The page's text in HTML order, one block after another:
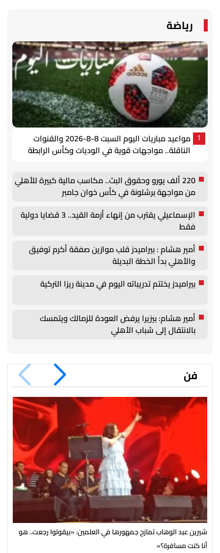
رياضة
1
مواعيد مباريات اليوم السبت 8-8-2026 والقنوات
الناقلة.. مواجهات قوية في الوديات وكأس الرابطة
220 ألف يورو وحقوق البث.. مكاسب مالية كبيرة للأهلي
من مواجهة برشلونة في كأس خوان جامبر
الإسماعيلي يقترب من إنهاء أزمة القيد.. 3 قضايا دولية
فقط
أمير هشام : بيراميدز قلب موازين صفقة أكرم توفيق
والأهلي بدأ الخطة البديلة
بيراميدز يختتم تدريباته اليوم في مدينة ريزا التركية
أمير هشام: بيزيرا يرفض العودة للزمالك ويتمسك
بالانتقال إلى شباب الأهلي
فن
شيرين عبد الوهاب تمازح جمهورها في العلمين: «بيقولوا رجعت.. هو
أنا كنت مسافرة؟»